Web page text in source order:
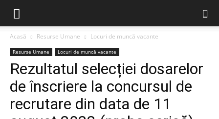
Acasă Resurse Umane Locuri de muncă vacante
Resurse Umane Locuri de muncă vacante
Rezultatul selecției dosarelor
de înscriere la concursul de
recrutare din data de 11